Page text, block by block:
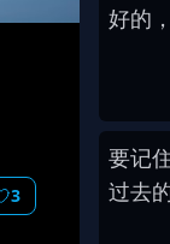
3
好的 ，
要记
过去